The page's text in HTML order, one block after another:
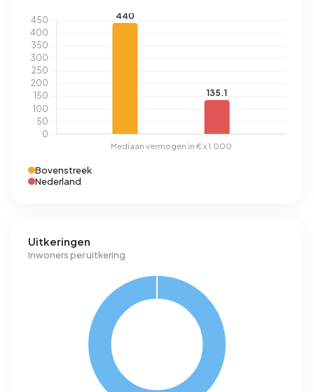
Bovenstreek
Nederland
Uitkeringen
Inwoners per uitkering